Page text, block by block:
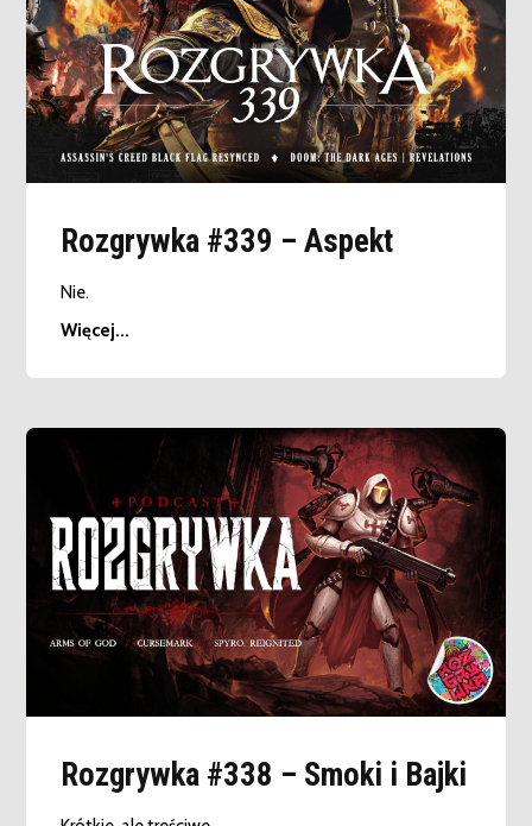
Rozgrywka #339 – Aspekt
Nie.
Więcej...
Rozgrywka #338 – Smoki i Bajki